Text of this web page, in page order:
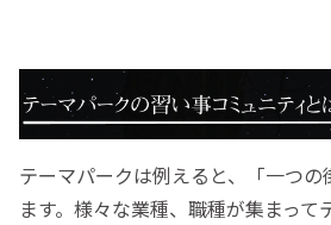
テーマパークは例えると、「一つ
ます。様々な業種、職種が集まって